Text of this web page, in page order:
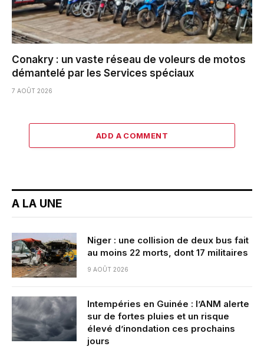
Conakry : un vaste réseau de voleurs de motos
démantelé par les Services spéciaux
7 AOÛT 2026
ADD A COMMENT
A LA UNE
Niger : une collision de deux bus fait
au moins 22 morts, dont 17 militaires
9 AOÛT 2026
Intempéries en Guinée : l’ANM alerte
sur de fortes pluies et un risque
élevé d’inondation ces prochains
jours